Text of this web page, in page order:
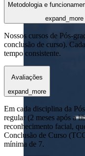
Metodologia e
expand_more
Nossos cursos de Pós-
conclusão de curso).
tempo consistente.
Avaliações
expand_more
Em cada disciplina da
regular (2 meses após a
reconhecimento facial,
Conclusão de Curso
mínima de 7.